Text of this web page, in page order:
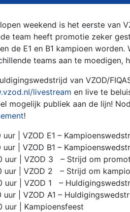
weekend is het eerste van
team heeft promotie zeker
de E1 en B1 kampioen
teams aan te moedigen,
van VZOD/
livestream en live te
mogelijk publiek aan de lijn!
!
uur | VZOD E1 –
uur | VZOD B1 –
uur | VZOD 3
– Strijd om
uur | VZOD 2
– Strijd om
uur | VZOD 1
–
uur | VZOD A1 –
uur | Kampioensfeest